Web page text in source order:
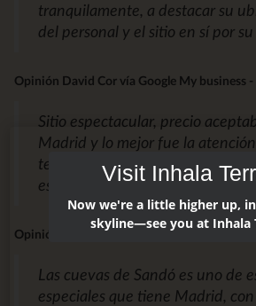
tranquilamente, a destacar su
del personal y el sitio en sí por
Opinión David Cor vía Google My business
Sitio espectacular, precio
Madrid y lo mejor fue la
te recomienda y aconseja genial.
este sitio
Opinión de magoma vía Tripadvisor - 7
Las cuevas de Sandó es uno de
especiales que tiene Madrid,
Visit Inhala
Now we're a little higher up,
skyline—see you at Inhala